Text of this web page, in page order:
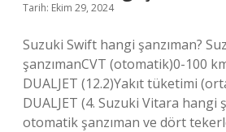
Tarih: Ekim 29, 2024
Suzuki Swift hangi şanzıman?
şanzımanCVT (otomatik)0-100
DUALJET (12.2)Yakıt tüketimi
DUALJET (4. Suzuki Vitara hangi
otomatik şanzıman ve dört